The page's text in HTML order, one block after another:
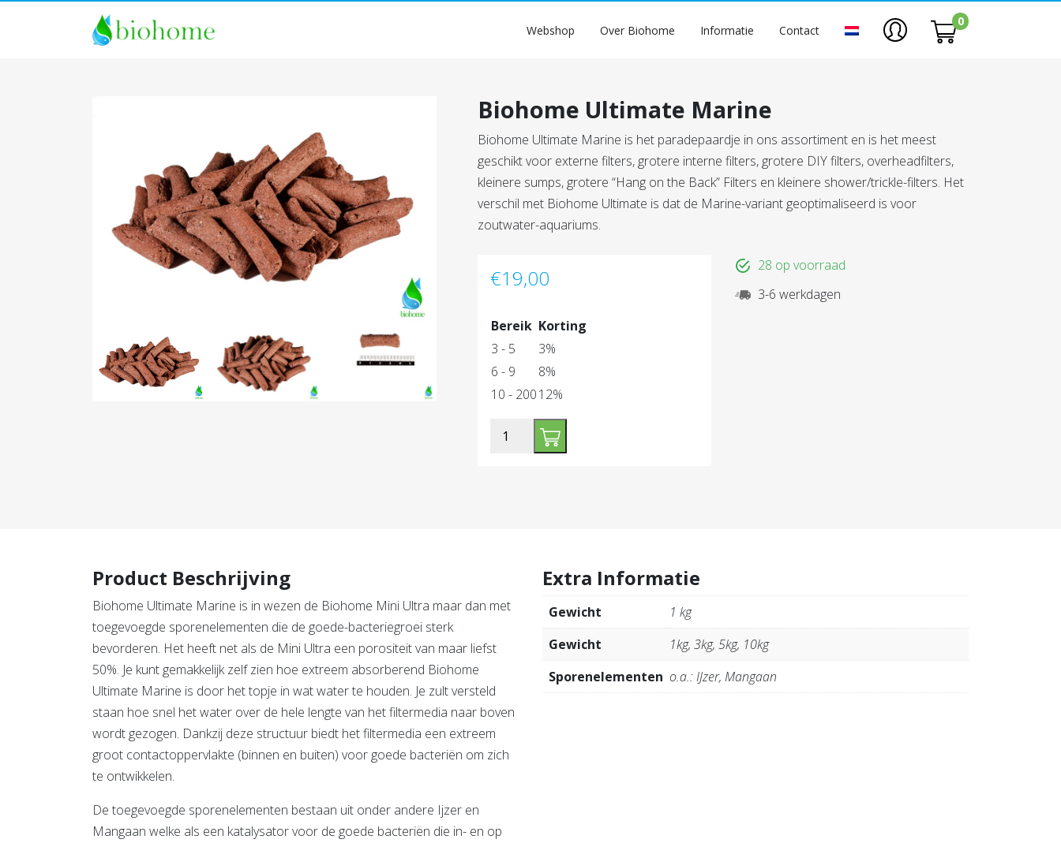
Webshop Over Biohome Informatie Contact
0
Biohome Ultimate Marine
Biohome Ultimate Marine is het paradepaardje in ons assortiment en is het meest
geschikt voor externe filters, grotere interne filters, grotere DIY filters, overheadfilters,
kleinere sumps, grotere “Hang on the Back” Filters en kleinere shower/trickle-filters. Het
verschil met Biohome Ultimate is dat de Marine-variant geoptimaliseerd is voor
zoutwater-aquariums.
€19,00
Bereik Korting
3 - 5
3%
6 - 9
8%
10 - 20012%
Biohome
Ultimate
28 op voorraad
3-6 werkdagen
Product Beschrijving
Biohome Ultimate Marine is in wezen de Biohome Mini Ultra maar dan met
toegevoegde sporenelementen die de goede-bacteriegroei sterk
bevorderen. Het heeft net als de Mini Ultra een porositeit van maar liefst
50%. Je kunt gemakkelijk zelf zien hoe extreem absorberend Biohome
Ultimate Marine is door het topje in wat water te houden. Je zult versteld
staan hoe snel het water over de hele lengte van het filtermedia naar boven
wordt gezogen. Dankzij deze structuur biedt het filtermedia een extreem
groot contactoppervlakte (binnen en buiten) voor goede bacteriën om zich
te ontwikkelen.
De toegevoegde sporenelementen bestaan uit onder andere Ijzer en
Mangaan welke als een katalysator voor de goede bacteriën die in- en op
Extra Informatie
Gewicht
1 kg
Gewicht
1kg, 3kg, 5kg, 10kg
Sporenelementen o.a.: IJzer, Mangaan